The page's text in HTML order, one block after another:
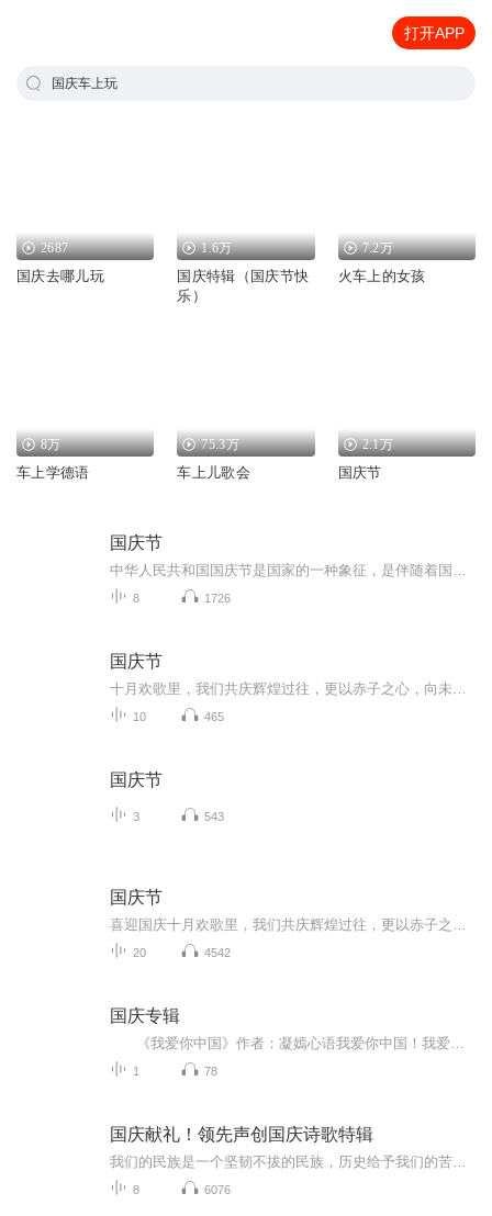
打开APP
国庆车上玩
2687
国庆去哪儿玩
1.6万
国庆特辑（国庆节快
乐）
7.2万
火车上的女孩
8万
车上学德语
75.3万
车上儿歌会
2.1万
国庆节
国庆节
8 1726
国庆节
10 465
国庆节
3 543
国庆节
20 4542
国庆专辑
1 78
国庆献礼！领先声创国庆诗歌特辑
8 6076